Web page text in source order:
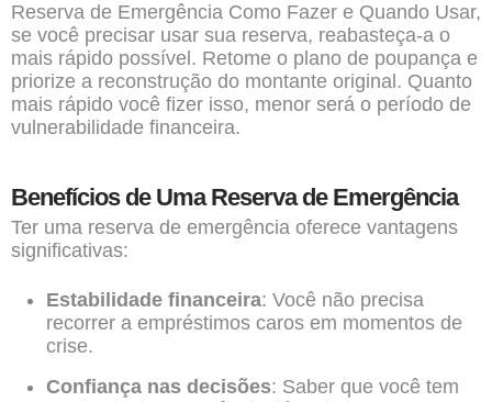
Reserva de Emergência Como Fazer e Quando Usar,
se você precisar usar sua reserva, reabasteça-a o
mais rápido possível. Retome o plano de poupança e
priorize a reconstrução do montante original. Quanto
mais rápido você fizer isso, menor será o período de
vulnerabilidade financeira.
Benefícios de Uma Reserva de Emergência
Ter uma reserva de emergência oferece vantagens
significativas:
Estabilidade financeira: Você não precisa
recorrer a empréstimos caros em momentos de
crise.
Confiança nas decisões: Saber que você tem